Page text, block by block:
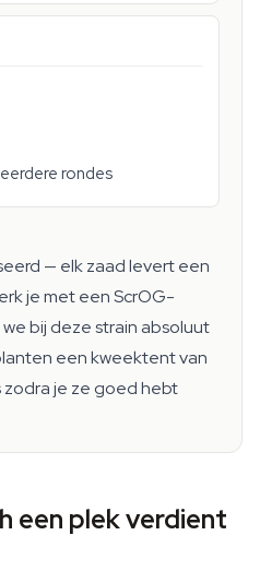
rondes
— elk zaad levert een
je met een ScrOG-
bij deze strain absoluut
een kweektent van
je ze goed hebt
een plek verdient